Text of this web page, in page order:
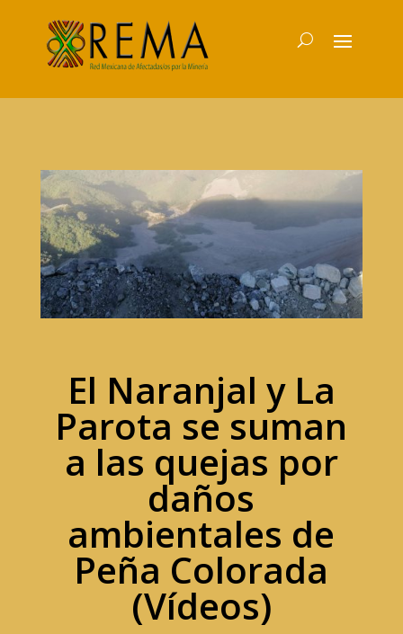
El Naranjal y La
Parota se suman
a las quejas por
daños
ambientales de
Peña Colorada
(Vídeos)